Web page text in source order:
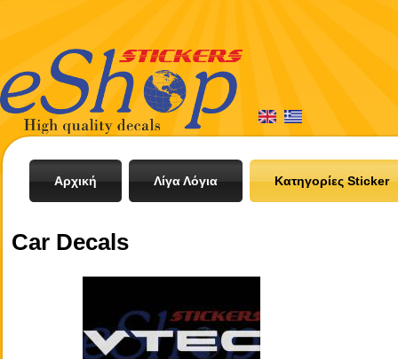
Αρχική Λίγα Λόγια Κατηγορίες Sticker
Car Decals